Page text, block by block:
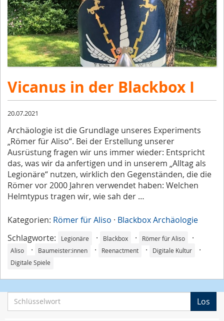
Vicanus in der Blackbox I
20.07.2021
Archäologie ist die Grundlage unseres Experiments
„Römer für Aliso“. Bei der Erstellung unserer
Ausrüstung fragen wir uns immer wieder: Entspricht
das, was wir da anfertigen und in unserem „Alltag als
Legionäre“ nutzen, wirklich den Gegenständen, die die
Römer vor 2000 Jahren verwendet haben: Welchen
Helmtypus tragen wir, wie sah der …
Kategorien: Römer für Aliso · Blackbox Archäologie
Schlagworte:
Legionäre · Blackbox · Römer für Aliso ·
Aliso · Baumeister:innen · Reenactment · Digitale Kultur ·
Digitale Spiele
c
Los